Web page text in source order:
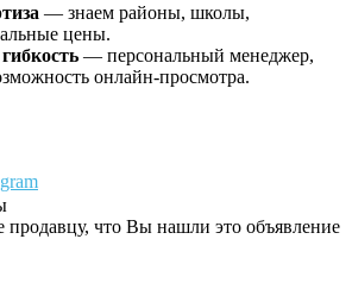
— знаем районы, школы,
цены.
— персональный менеджер,
онлайн-просмотра.
продавцу, что Вы нашли это объявление